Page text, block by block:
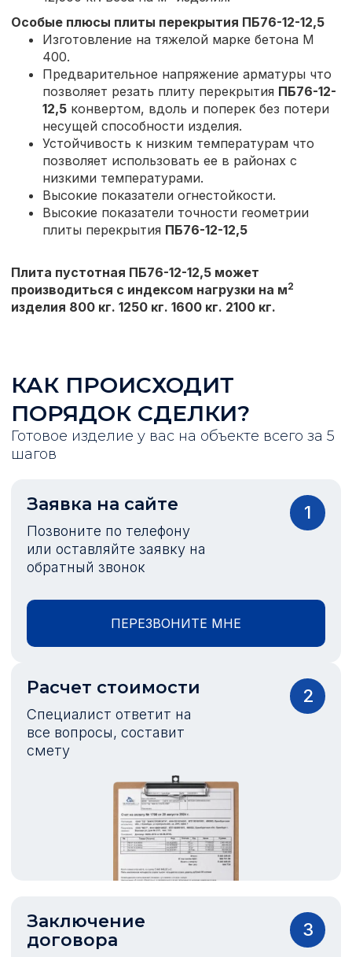
Особые плюсы плиты перекрытия ПБ76-12-12,5
Изготовление на тяжелой марке бетона М
400.
Предварительное напряжение арматуры что
позволяет резать плиту перекрытия ПБ76-12-
12,5 конвертом, вдоль и поперек без потери
несущей способности изделия.
Устойчивость к низким температурам что
позволяет использовать ее в районах с
низкими температурами.
Высокие показатели огнестойкости.
Высокие показатели точности геометрии
плиты перекрытия ПБ76-12-12,5
Плита пустотная ПБ76-12-12,5 может
производиться с индексом нагрузки на м2
изделия 800 кг. 1250 кг. 1600 кг. 2100 кг.
КАК ПРОИСХОДИТ
ПОРЯДОК СДЕЛКИ?
Готовое изделие у вас на объекте всего за 5
шагов
Заявка на сайте
Позвоните по телефону
или оставляйте заявку на
обратный звонок
1
ПЕРЕЗВОНИТЕ МНЕ
Расчет стоимости
Специалист ответит на
все вопросы, составит
смету
2
Заключение
договора
3